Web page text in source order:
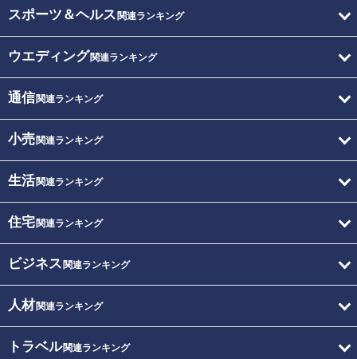
スポーツ＆ヘルス 関連ランキング
ウエディング関連ランキング
通信関連ランキング
小売関連ランキング
生活関連ランキング
住宅関連ランキング
ビジネス 関連ランキング
人材関連ランキング
トラベル関連ランキング